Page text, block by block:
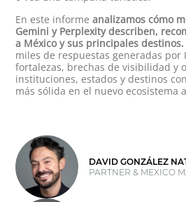
En este informeanalizamos cómo
Gemini y Perplexity describen,
a México y sus principales destinos.
miles de respuestas generadas por
fortalezas, brechas de visibilidad y
instituciones, estados y destinos
más sólida en el nuevo ecosistema
DAVID GONZÁLEZ
PARTNER & MEXICO